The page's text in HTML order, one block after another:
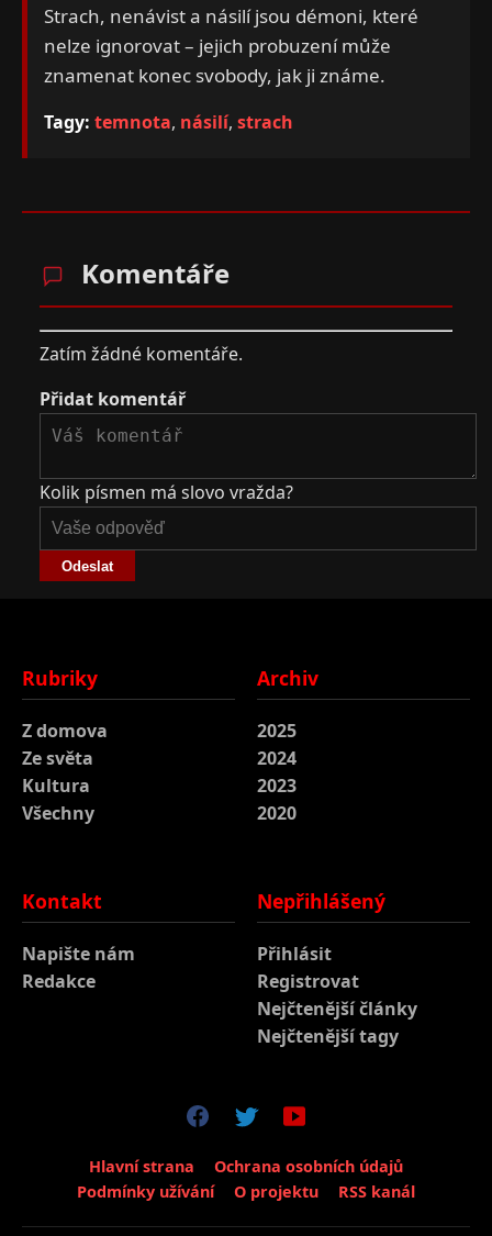
Strach, nenávist a násilí jsou démoni, které
nelze ignorovat – jejich probuzení může
znamenat konec svobody, jak ji známe.
Tagy: temnota, násilí, strach
Komentáře
Zatím žádné komentáře.
Přidat komentář
Kolik písmen má slovo vražda?
Odeslat
Rubriky
Z domova
Ze světa
Kultura
Všechny
Archiv
2025
2024
2023
2020
Kontakt
Napište nám
Redakce
Nepřihlášený
Přihlásit
Registrovat
Nejčtenější články
Nejčtenější tagy
Hlavní strana
Ochrana osobních údajů
Podmínky užívání
O projektu RSS kanál